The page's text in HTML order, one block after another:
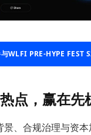
WLFI PRE-HYPE FEST
点，赢在先
景、合规治理与资